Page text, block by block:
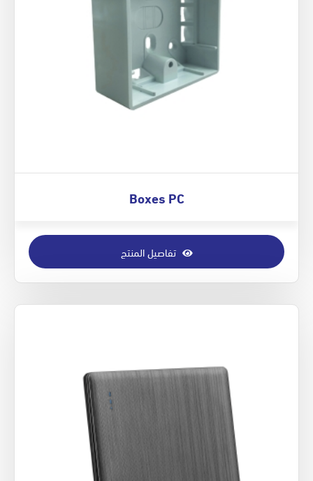
Boxes PC
تفاصيل المنتج